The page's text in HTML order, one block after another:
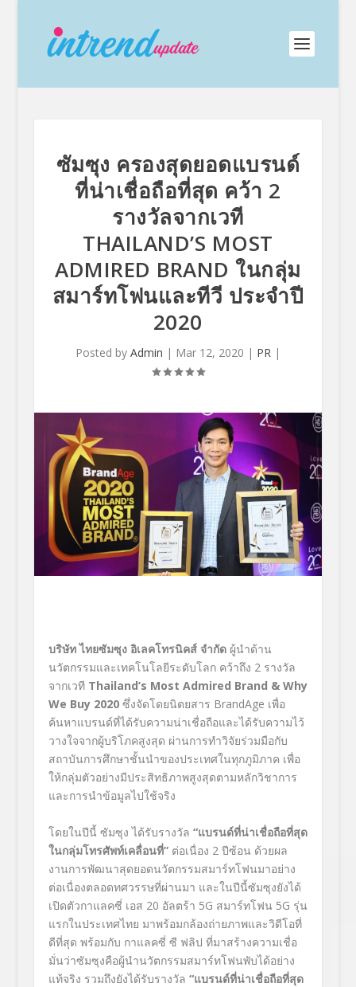
ซัมซุง ครองสุดยอดแบรนด์
ที่น่าเชื่อถือที่สุด คว้า 2
รางวัลจากเวที
THAILAND’S MOST
ADMIRED BRAND ในกลุ่ม
สมาร์ทโฟนและทีวี ประจำปี
2020
Posted by Admin | Mar 12, 2020 | PR|
บริษัท ไทยซัมซุง อิเลคโทรนิคส์ จำกัด ผู้นำด้าน
นวัตกรรมและเทคโนโลยีระดับโลก คว้าถึง 2 รางวัล
จากเวที Thailand’s Most Admired Brand & Why
We Buy 2020 ซึ่งจัดโดยนิตยสาร BrandAge เพื่อ
ค้นหาแบรนด์ที่ได้รับความน่าเชื่อถือและได้รับความไว้
วางใจจากผู้บริโภคสูงสุด ผ่านการทำวิจัยร่วมมือกับ
สถาบันการศึกษาชั้นนำของประเทศในทุกภูมิภาค เพื่อ
ให้กลุ่มตัวอย่างมีประสิทธิภาพสูงสุดตามหลักวิชาการ
และการนำข้อมูลไปใช้จริง
โดยในปีนี้ ซัมซุง ได้รับรางวัล “แบรนด์ที่น่าเชื่อถือที่สุด
ในกลุ่มโทรศัพท์เคลื่อนที่” ต่อเนื่อง 2 ปีซ้อน ด้วยผล
งานการพัฒนาสุดยอดนวัตกรรมสมาร์ทโฟนมาอย่าง
ต่อเนื่องตลอดทศวรรษที่ผ่านมา และในปีนี้ซัมซุงยังได้
เปิดตัวกาแลคซี่ เอส 20 อัลตร้า 5G สมาร์ทโฟน 5G รุ่น
แรกในประเทศไทย มาพร้อมกล้องถ่ายภาพและวิดีโอที่
ดีที่สุด พร้อมกับ กาแลคซี่ ซี ฟลิป ที่มาสร้างความเชื่อ
มั่นว่าซัมซุงคือผู้นำนวัตกรรมสมาร์ทโฟนพับได้อย่าง
แท้จริง รวมถึงยังได้รับรางวัล “แบรนด์ที่น่าเชื่อถือที่สุด